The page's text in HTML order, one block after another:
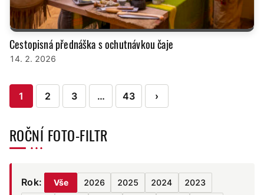
Cestopisná přednáška s ochutnávkou čaje
14. 2. 2026
Stránkování
příspěvků
1 2 3 … 43 ›
ROČNÍ FOTO-FILTR
Rok: Vše 2026 2025 2024
2023